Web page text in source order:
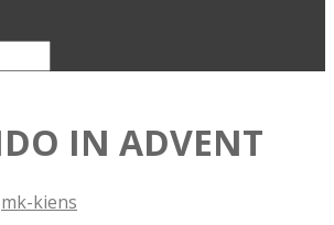
IN ADVENT
mk-kiens